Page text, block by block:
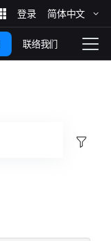
简体​中文
拨
动
联络我们